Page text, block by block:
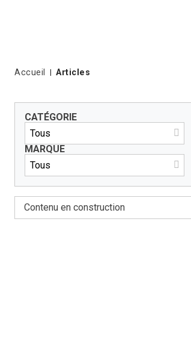
Accueil Articles
Contenu en construction
CATÉGORIE
MARQUE